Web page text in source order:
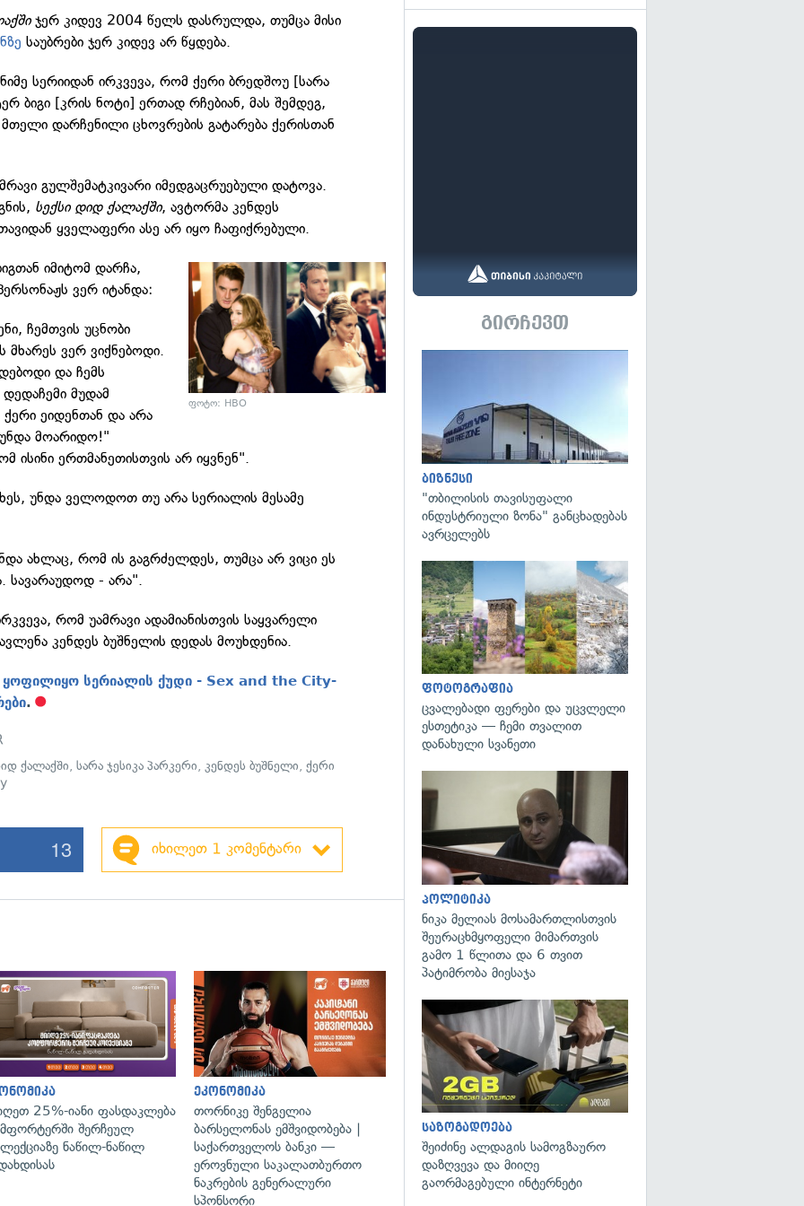
ჯერ კიდევ 2004 წელს დასრულდა, თუმცა მისი
საუბრები ჯერ კიდევ არ წყდება.
სერიიდან ირკვევა, რომ ქერი ბრედშოუ [სარა
ბიგი [კრის ნოტი] ერთად რჩებიან, მას შემდეგ,
დარჩენილი ცხოვრების გატარება ქერისთან
გულშემატკივარი იმედგაცრუებული დატოვა.
სექსი დიდ ქალაქში, ავტორმა კენდეს
ყველაფერი ასე არ იყო ჩაფიქრებული.
ფოტო: HBO
იმიტომ დარჩა,
ვერ იტანდა:
ჩემთვის უცნობი
მხარეს ვერ ვიქნებოდი.
და ჩემს
მუდამ
ეიდენთან და არა
უნდა მოარიდო!"
ისინი ერთმანეთისთვის არ იყვნენ".
უნდა ველოდოთ თუ არა სერიალის მესამე
ახლაც, რომ ის გაგრძელდეს, თუმცა არ ვიცი ეს
სავარაუდოდ - არა".
რომ უამრავი ადამიანისთვის საყვარელი
კენდეს ბუშნელის დედას მოუხდენია.
სერიალის ქუდი - Sex and the City-
.
ქალაქში,სარა ჯესიკა პარკერი,კენდეს ბუშნელი,ქერი
13 იხილეთ 1 კომენტარი
25%-იანი ფასდაკლება
შერჩეულ
ნაწილ-ნაწილ
ეკონომიკა
თორნიკე შენგელია
ბარსელონას ემშვიდობება |
საქართველოს ბანკი —
ეროვნული საკალათბურთო
ნაკრების გენერალური
სპონსორი
გირჩევთ
ბიზნესი
"თბილისის თავისუფალი
ინდუსტრიული ზონა" განცხადებას
ავრცელებს
ფოტოგრაფია
ცვალებადი ფერები და უცვლელი
ესთეტიკა — ჩემი თვალით
დანახული სვანეთი
პოლიტიკა
ნიკა მელიას მოსამართლისთვის
შეურაცხმყოფელი მიმართვის
გამო 1 წლითა და 6 თვით
პატიმრობა მიესაჯა
საზოგადოება
შეიძინე ალდაგის სამოგზაურო
დაზღვევა და მიიღე
გაორმაგებული ინტერნეტი